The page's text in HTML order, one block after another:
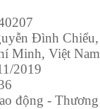
Đình
Minh, Việt Nam
2019
động -